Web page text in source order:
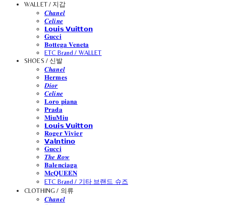
WALLET / 지갑
𝑪𝒉𝒂𝒏𝒆𝒍
𝑪𝒆𝒍𝒊𝒏𝒆
𝗟𝗼𝘂𝗶𝘀 𝗩𝘂𝗶𝘁𝘁𝗼𝗻
𝐆𝐮𝐜𝐜𝐢
𝐁𝐨𝐭𝐭𝐞𝐠𝐚 𝐕𝐞𝐧𝐞𝐭𝐚
ETC Brand / WALLET
SHOES / 신발
𝑪𝒉𝒂𝒏𝒆𝒍
𝐇𝐞𝐫𝐦𝐞𝐬
𝑫𝒊𝒐𝒓
𝑪𝒆𝒍𝒊𝒏𝒆
𝐋𝐨𝐫𝐨 𝐩𝐢𝐚𝐧𝐚
𝐏𝐫𝐚𝐝𝐚
𝐌𝐢𝐮𝐌𝐢𝐮
𝗟𝗼𝘂𝗶𝘀 𝗩𝘂𝗶𝘁𝘁𝗼𝗻
𝐑𝐨𝐠𝐞𝐫 𝐕𝐢𝐯𝐢𝐞𝐫
𝗩𝗮𝗹𝗻𝘁𝗶𝗻𝗼
𝐆𝐮𝐜𝐜𝐢
𝑻𝒉𝒆 𝑹𝒐𝒘
𝐁𝐚𝐥𝐞𝐧𝐜𝐢𝐚𝐠𝐚
𝐌𝐜𝐐𝐔𝐄𝐄𝐍
ETC Brand / 기타 브랜드 슈즈
CLOTHING / 의류
𝑪𝒉𝒂𝒏𝒆𝒍